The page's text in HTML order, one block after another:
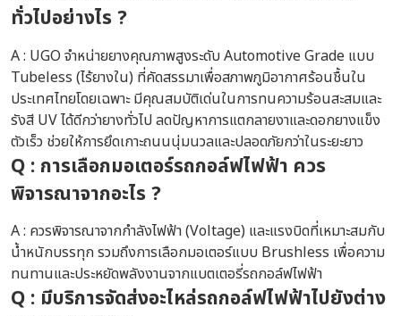
ทั่วไปอย่างไร ?
A : UGO จำหน่ายยางคุณภาพสูงระดับ Automotive Grade แบบ
Tubeless (ไร้ยางใน) ที่คัดสรรมาเพื่อสภาพภูมิอากาศร้อนชื้นใน
ประเทศไทยโดยเฉพาะ มีคุณสมบัติเด่นในการทนความร้อนสะสมและ
รังสี UV ได้ดีกว่ายางทั่วไป ลดปัญหาการแตกลายงาและดอกยางแข็ง
ตัวเร็ว ช่วยให้การยึดเกาะถนนนุ่มนวลและปลอดภัยกว่าในระยะยาว
Q : การเลือกมอเตอร์รถกอล์ฟไฟฟ้า ควร
พิจารณาจากอะไร ?
A : ควรพิจารณาจากกำลังไฟฟ้า (Voltage) และแรงบิดที่เหมาะสมกับ
น้ำหนักบรรทุก รวมถึงการเลือกมอเตอร์แบบ Brushless เพื่อความ
ทนทานและประหยัดพลังงานจากแบตเตอรี่รถกอล์ฟไฟฟ้า
Q : มีบริการจัดส่งอะไหล่รถกอล์ฟไฟฟ้าไปยังต่าง